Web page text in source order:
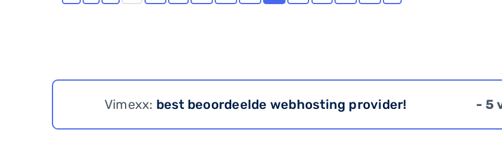
Vimexx: best beoordeelde webhosting provider! - 5